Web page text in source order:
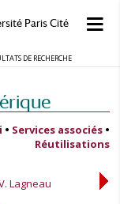
Paris Cité
DE RECHERCHE
• Services associés •
Réutilisations
Lagneau